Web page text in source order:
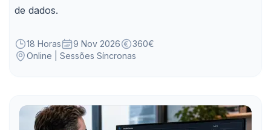
de dados.
18 Horas 9 Nov 2026
360€
Online | Sessões Síncronas